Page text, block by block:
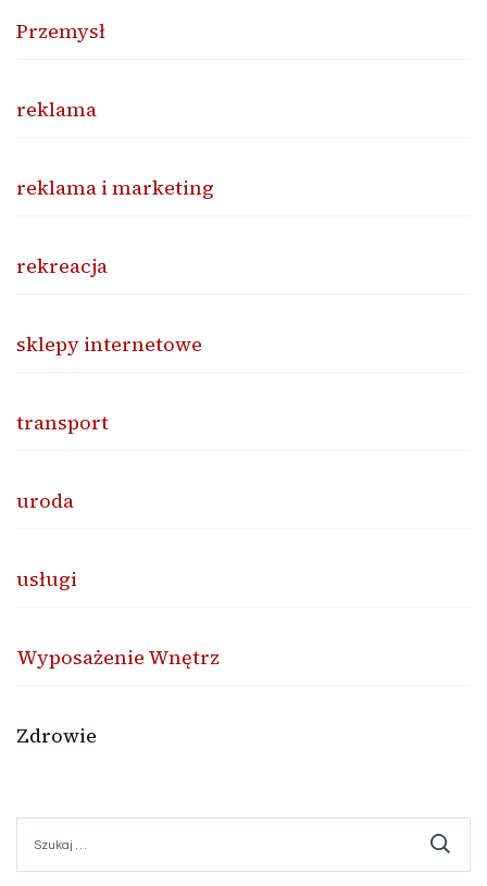
Przemysł
reklama
reklama i marketing
rekreacja
sklepy internetowe
transport
uroda
usługi
Wyposażenie Wnętrz
Zdrowie